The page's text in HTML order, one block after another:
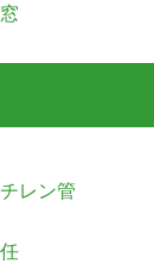
レン管